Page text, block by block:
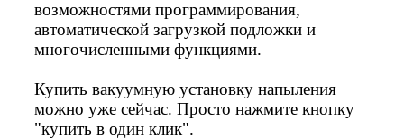
возможностями программирования,
автоматической загрузкой подложки и
многочисленными функциями.
Купить вакуумную установку напыления
можно уже сейчас. Просто нажмите кнопку
"купить в один клик".